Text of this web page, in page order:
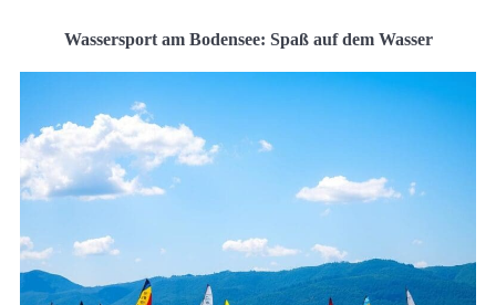
Wassersport am Bodensee: Spaß auf dem Wasser